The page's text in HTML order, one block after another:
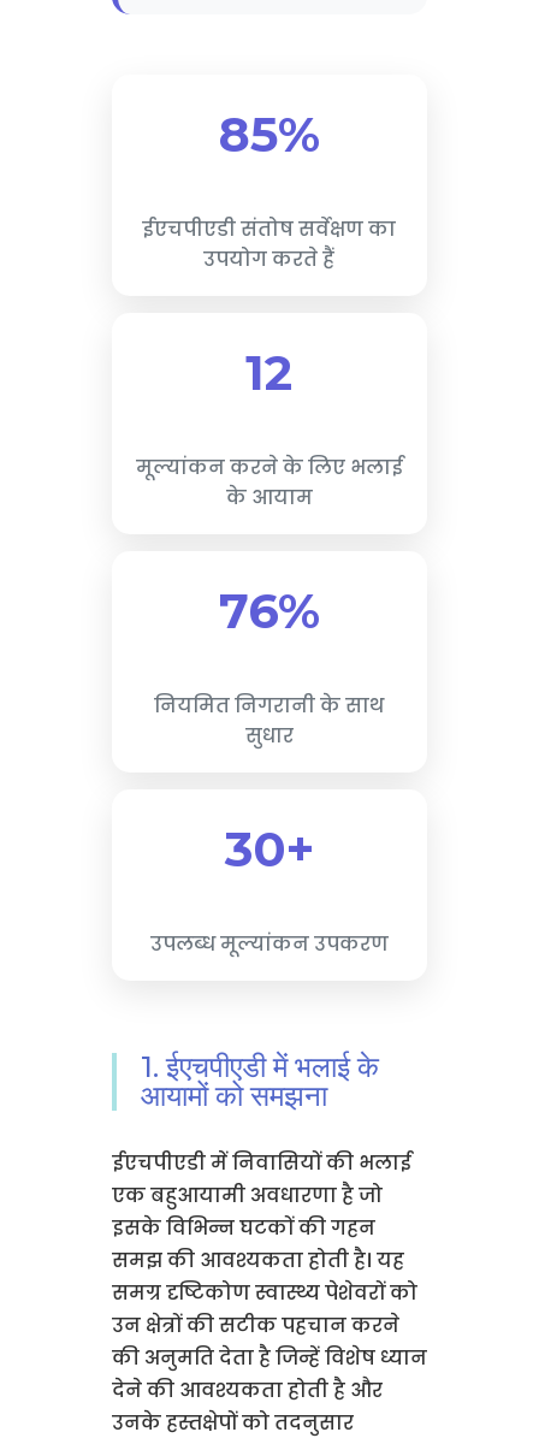
85%
ईएचपीएडी संतोष सर्वेक्षण का
उपयोग करते हैं
12
मूल्यांकन करने के लिए भलाई
के आयाम
76%
नियमित निगरानी के साथ
सुधार
30+
उपलब्ध मूल्यांकन उपकरण
1. ईएचपीएडी में भलाई के
आयामों को समझना
ईएचपीएडी में निवासियों की भलाई
एक बहुआयामी अवधारणा है जो
इसके विभिन्न घटकों की गहन
समझ की आवश्यकता होती है। यह
समग्र दृष्टिकोण स्वास्थ्य पेशेवरों को
उन क्षेत्रों की सटीक पहचान करने
की अनुमति देता है जिन्हें विशेष ध्यान
देने की आवश्यकता होती है और
उनके हस्तक्षेपों को तदनुसार